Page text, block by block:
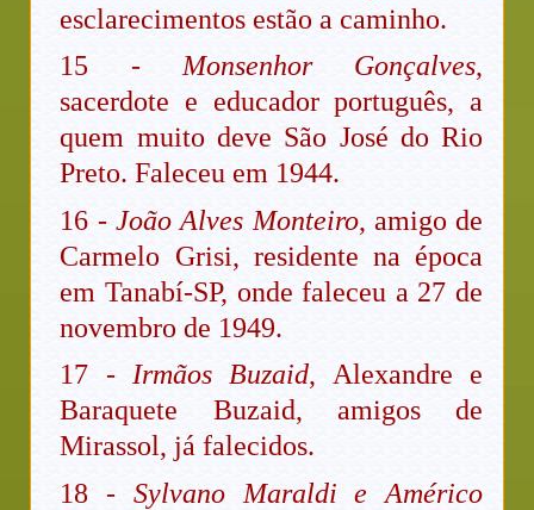
esclarecimentos estão a caminho.
15 - Monsenhor Gonçalves,
sacerdote e educador português, a
quem muito deve São José do Rio
Preto. Faleceu em 1944.
16 -João Alves Monteiro, amigo de
Carmelo Grisi, residente na época
em Tanabí-SP, onde faleceu a 27 de
novembro de 1949.
17 -Irmãos Buzaid, Alexandre e
Baraquete Buzaid, amigos de
Mirassol, já falecidos.
18 - Sylvano Maraldi e Américo